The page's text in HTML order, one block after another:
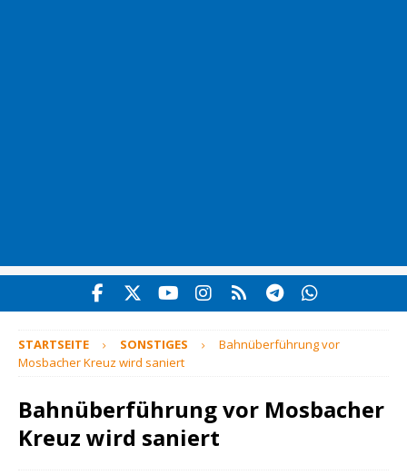
STARTSEITE SONSTIGES
Bahnüberführung vor
Mosbacher Kreuz wird saniert
Bahnüberführung vor Mosbacher
Kreuz wird saniert